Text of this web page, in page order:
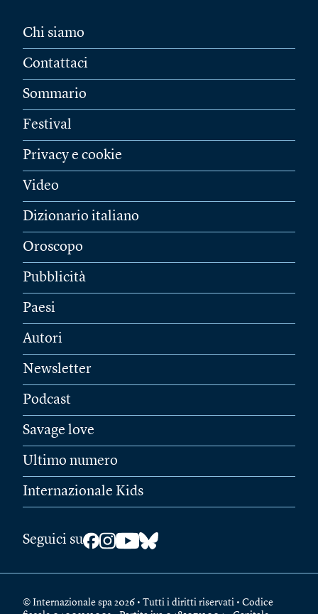
Chi siamo
Contattaci
Sommario
Festival
Privacy e cookie
Video
Dizionario italiano
Oroscopo
Pubblicità
Paesi
Autori
Newsletter
Podcast
Savage love
Ultimo numero
Internazionale Kids
Seguici su
© Internazionale spa 2026 • Tutti i diritti riservati • Codice